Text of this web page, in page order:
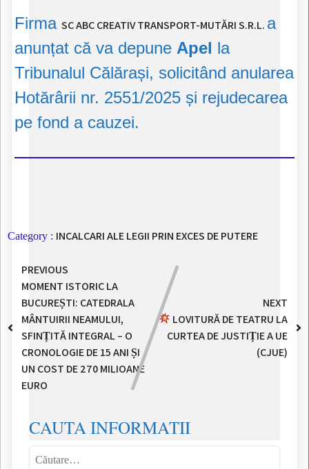
Firma SC ABC CREATIV TRANSPORT-MUTĂRI S.R.L. a
anunțat că va depune Apel la
Tribunalul Călărași, solicitând anularea
Hotărârii nr. 2551/2025 și rejudecarea
pe fond a cauzei.
Category : INCALCARI ALE LEGII PRIN EXCES DE PUTERE
PREVIOUS
MOMENT ISTORIC LA
BUCUREȘTI: CATEDRALA
MÂNTUIRII NEAMULUI,
SFINȚITĂ INTEGRAL – O
CRONOLOGIE DE 15 ANI ȘI
UN COST DE 270 MILIOANE
EURO
NEXT
LOVITURĂ DE TEATRU LA
CURTEA DE JUSTIȚIE A UE
(CJUE)
CAUTA INFORMATII